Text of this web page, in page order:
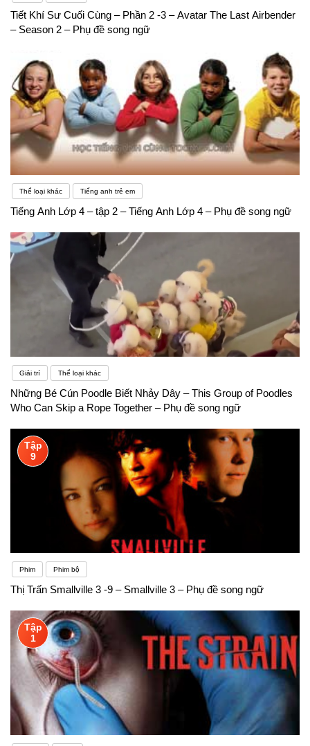
Tiết Khí Sư Cuối Cùng – Phần 2 -3 – Avatar The Last Airbender
– Season 2 – Phụ đề song ngữ
Thể loại khác Tiếng anh trẻ em
Tiếng Anh Lớp 4 – tập 2 – Tiếng Anh Lớp 4 – Phụ đề song ngữ
Giải trí Thể loại khác
Những Bé Cún Poodle Biết Nhảy Dây – This Group of Poodles
Who Can Skip a Rope Together – Phụ đề song ngữ
Tập
9
Phim Phim bộ
Thị Trấn Smallville 3 -9 – Smallville 3 – Phụ đề song ngữ
Tập
1